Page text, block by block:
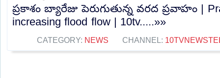
ప్రకాశం బ్యారేజు పెరుగుతున్న వరద ప్రవాహం |
increasing flood flow | 10tv.....»»
CATEGORY: NEWS CHANNEL: